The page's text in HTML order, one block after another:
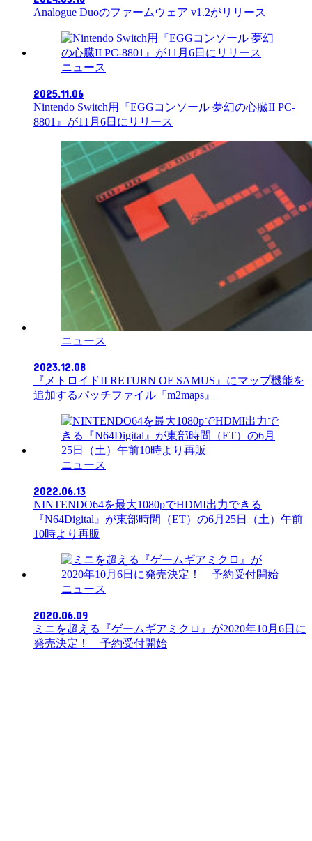
Analogue Duoのファームウェア v1.2がリリース
ニュース
2025.11.06
Nintendo Switch用『EGGコンソール 夢幻の心臓II PC-
8801』が11月6日にリリース
ニュース
2023.12.08
『メトロイドII RETURN OF SAMUS』にマップ機能を
追加するパッチファイル『m2maps』
ニュース
2022.06.13
NINTENDO64を最大1080pでHDMI出力できる
『N64Digital』が東部時間（ET）の6月25日（土）午前
10時より再販
ニュース
2020.06.09
ミニを超える『ゲームギアミクロ』が2020年10月6日に
発売決定！ 予約受付開始